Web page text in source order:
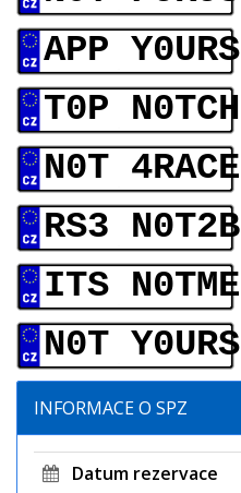
APP Y0URS
T0P N0TCH
N0T 4RACE
RS3 N0T2B
ITS N0TME
N0T Y0URS
INFORMACE O SPZ
Datum rezervace